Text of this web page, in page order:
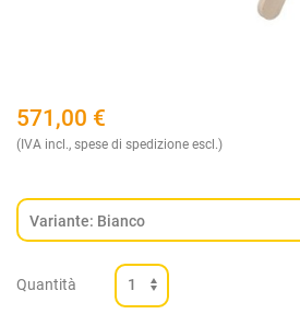
571,00 €
(IVA incl., spese di spedizione escl.)
Quantità